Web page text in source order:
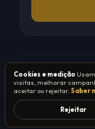
© 2026 Tribo de Líderes
Entidade formadora
Cookies e medição
visitas, melhorar
aceitar ou rejeitar.Saber
Rejeitar